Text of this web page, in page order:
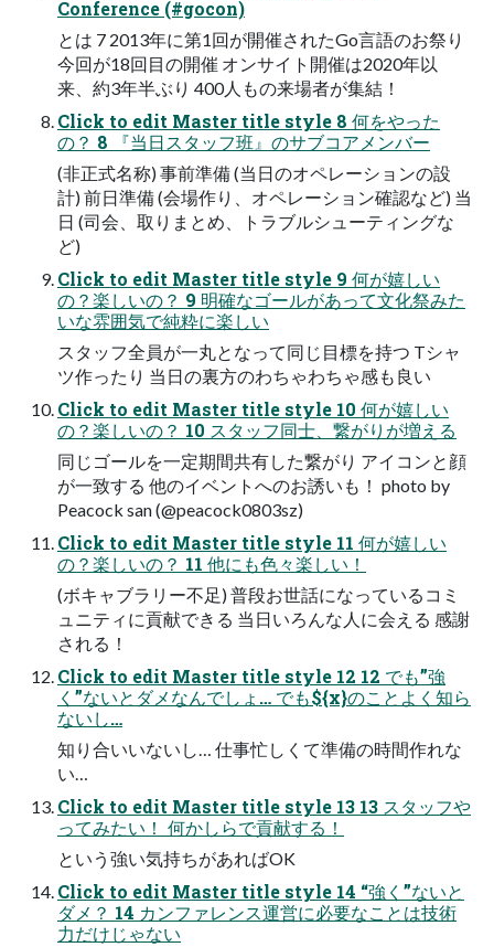
Conference (#gocon)
とは 7 2013年に第1回が開催されたGo言語のお祭り
今回が18回目の開催 オンサイト開催は2020年以
来、約3年半ぶり 400人もの来場者が集結！
Click to edit Master title style 8 何をやった
の？ 8 『当日スタッフ班』のサブコアメンバー
(非正式名称) 事前準備 (当日のオペレーションの設
計) 前日準備 (会場作り、オペレーション確認など) 当
日 (司会、取りまとめ、トラブルシューティングな
ど)
Click to edit Master title style 9 何が嬉しい
の？楽しいの？ 9 明確なゴールがあって文化祭みた
いな雰囲気で純粋に楽しい
スタッフ全員が一丸となって同じ目標を持つ Tシャ
ツ作ったり 当日の裏方のわちゃわちゃ感も良い
Click to edit Master title style 10 何が嬉しい
の？楽しいの？ 10 スタッフ同士、繋がりが増える
同じゴールを一定期間共有した繋がり アイコンと顔
が一致する 他のイベントへのお誘いも！ photo by
Peacock san (@peacock0803sz)
Click to edit Master title style 11 何が嬉しい
の？楽しいの？ 11 他にも色々楽しい！
(ボキャブラリー不足) 普段お世話になっているコミ
ュニティに貢献できる 当日いろんな人に会える 感謝
される！
Click to edit Master title style 12 12 でも”強
く”ないとダメなんでしょ… でも${x}のことよく知ら
ないし…
知り合いいないし… 仕事忙しくて準備の時間作れな
い…
Click to edit Master title style 13 13 スタッフや
ってみたい！ 何かしらで貢献する！
という強い気持ちがあればOK
Click to edit Master title style 14 “強く”ないと
ダメ？ 14 カンファレンス運営に必要なことは技術
力だけじゃない